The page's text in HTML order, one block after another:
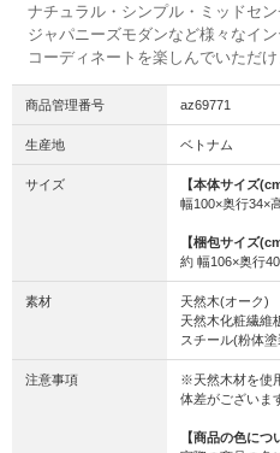
ナチュラル・シンプル・ミッドセ
ジャパニーズモダンなど様々なイ
コーディネートを楽しんでいただけ
商品管理番号 az69771
生産地 ベトナム
サイズ
【本体サイズ
幅100×奥行34×
【梱包サイズ
約 幅106×奥行
素材
天然木(オーク)
天然木化粧繊維
スチール(粉体塗
注意事項
※天然木材を使
体差がございま
【商品の色につ